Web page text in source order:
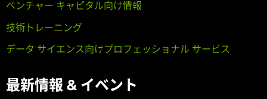
ベンチャー キャピタル向け情報
技術トレーニング
データ サイエンス向けプロフェッショナル サービス
最新情報 & イベント